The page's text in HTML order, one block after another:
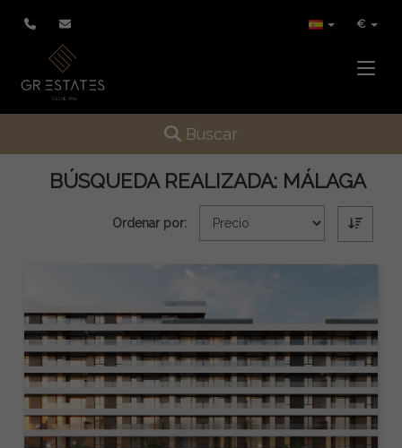
€
Toggle navigation
Buscar
BÚSQUEDA REALIZADA: MÁLAGA
Ordenar por: